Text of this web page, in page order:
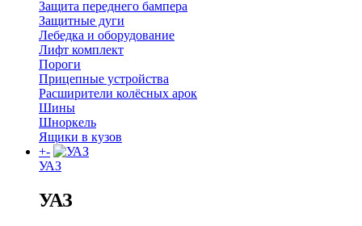
Защита переднего бампера
Защитные дуги
Лебедка и оборудование
Лифт комплект
Пороги
Прицепные устройства
Расширители колёсных арок
Шины
Шноркель
Ящики в кузов
+-
УАЗ
УАЗ